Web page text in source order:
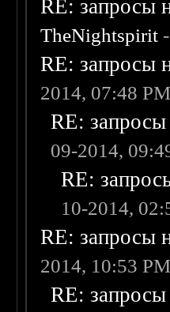
RE: запросы
TheNightspirit
RE: запросы
2014, 07:48 PM
RE:
09-2014,
RE:
10-2014,
RE: запросы
2014, 10:53 PM
RE: